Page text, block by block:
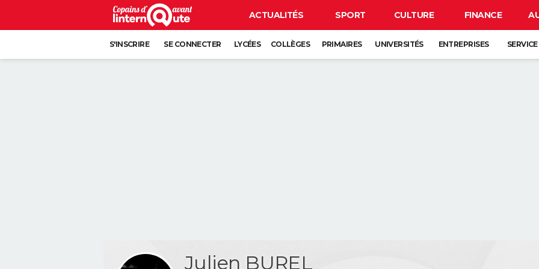
ACTUALITÉS SPORT CULTURE FINANCE
S'INSCRIRE SE CONNECTER LYCÉES COLLÈGES PRIMAIRES UNIVERSITÉS ENTREPRISES
Julien BUREL